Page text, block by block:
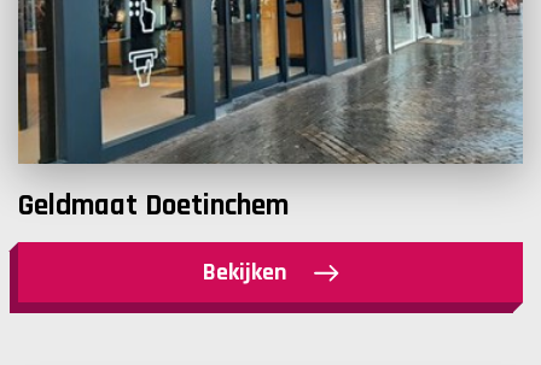
Geldmaat Doetinchem
Bekijken